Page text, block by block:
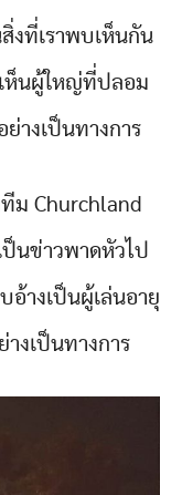
งที่เราพบเห็นกัน
ห็นผู้ใหญ่ที่ปลอม
างเป็นทางการ
ม Churchland
ป็นข่าวพาดหัวไป
อ้างเป็นผู้เล่นอายุ
งเป็นทางการ